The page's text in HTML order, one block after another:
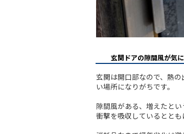
玄関ドアの隙間風が気
玄関は開口部なので、熱
い場所になりがちです。
隙間風がある、増えたと
衝撃を吸収しているととも